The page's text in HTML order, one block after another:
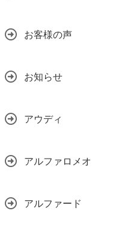
お客様の声
お知らせ
アウディ
アルファロメオ
アルファード